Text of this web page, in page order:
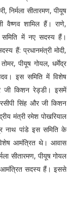
निर्मला सीतारमण, पीयूष
वैष्णव शामिल हैं। राणे,
समिति में नए सदस्य हैं।
हैं: प्रधानमंत्री मोदी,
पीयूष गोयल, धर्मेंद्र
इस समिति में विशेष
जी किशन रेड्डी। इसमें
सिंह और जी किशन
मंत्री रमेश पोखरियाल
नाथ पांडे इस समिति के
आमंत्रित थे। आवास
सीतारमण, पीयूष गोयल
आमंत्रित सदस्य हैं। इससे